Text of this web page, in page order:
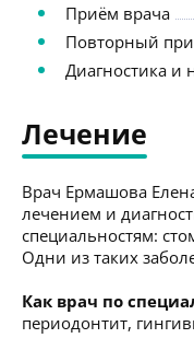
Приём врача
Повторный
Диагностика и
Лечение
Врач Ермашова
лечением и
специальностям:
Одни из таких
Как врач по
периодонтит,